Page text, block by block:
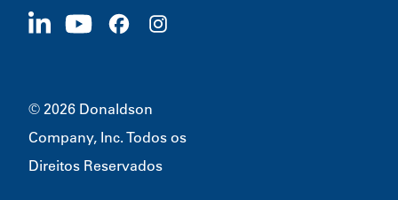
Sustentabilidade
1400 W 94th Street
© 2026 Donaldson
Company, Inc. Todos os
Direitos Reservados